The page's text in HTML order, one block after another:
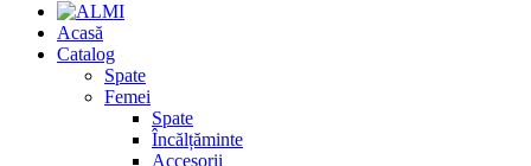
Acasă
Catalog
Spate
Femei
Spate
Încălțăminte
Accesorii